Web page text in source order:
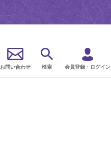
お問い合わせ 検索 会員登録・ログイン